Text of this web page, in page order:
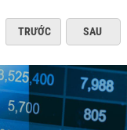
TRƯỚC SAU